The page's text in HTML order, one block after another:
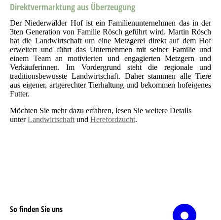
Direktvermarktung aus Überzeugung
Der Niederwälder Hof ist ein Familienunternehmen das in der
3ten Generation von Familie Rösch geführt wird. Martin Rösch
hat die Landwirtschaft um eine Metzgerei direkt auf dem Hof
erweitert und führt das Unternehmen mit seiner Familie und
einem Team an motivierten und engagierten Metzgern und
Verkäuferinnen. Im Vordergrund steht die regionale und
traditionsbewusste Landwirtschaft. Daher stammen alle Tiere
aus eigener, artgerechter Tierhaltung und bekommen hofeigenes
Futter.
Möchten Sie mehr dazu erfahren, lesen Sie weitere Details
unterLandwirtschaftund Herefordzucht.
So finden Sie uns